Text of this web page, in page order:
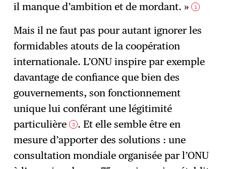
il manque d’ambition et de mordant. » 1
Mais il ne faut pas pour autant ignorer les
formidables atouts de la coopération
internationale. L’ONU inspire par exemple
davantage de confiance que bien des
gouvernements, son fonctionnement
unique lui conférant une légitimité
particulière 2 . Et elle semble être en
mesure d’apporter des solutions : une
consultation mondiale organisée par l’ONU